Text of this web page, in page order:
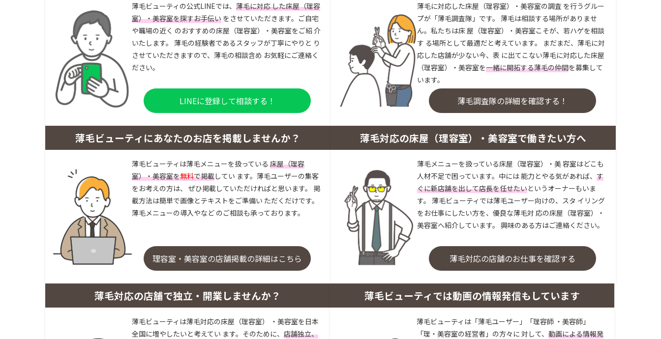
薄毛ビューティの公式LINEでは、 薄毛に対応 した床屋（理容
室）・美容室を探すお手伝い をさせていただきます。ご自宅
や職場の近く のおすすめの床屋（理容室）・美容室をご紹 介
いたします。 薄毛の経験者であるスタッフが丁寧にやりと り
させていただきますので、薄毛の相談含め お気軽にご連絡く
ださい。
LINEに登録して相談する！
薄毛に対応した床屋（理容室）・美容室の調査 を行うグルー
プが「薄毛調査隊」です。 薄毛は相談する場所がありませ
ん。私たちは床 屋（理容室）・美容室こそが、若ハゲを相談
す る場所として最適だと考えています。 まだまだ、薄毛に対
応した店舗が少ない今、表 に出てこない薄毛に対応した床屋
（理容室）・美容室を一緒に開拓する薄毛の仲間を募集して
います。
薄毛調査隊の詳細を確認する！
薄毛ビューティにあなたのお店を掲載しませんか？
薄毛ビューティは薄毛メニューを扱っている 床屋（理容
室）・美容室を無料で掲載してい ます。薄毛ユーザーの集客
をお考えの方は、 ぜひ掲載していただければと思います。 掲
載方法は簡単で画像とテキストをご準備い ただくだけです。
薄毛メニューの導入やなど のご相談も承っております。
理容室・美容室の店舗掲載の詳細はこちら
薄毛対応の床屋（理容室）・美容室で働きたい方へ
薄毛メニューを扱っている床屋（理容室）・美 容室はどこも
人材不足で困っています。中には 能力とやる気があれば、 す
ぐに新店舗を出して店長を任せたいというオーナーもいま
す。 薄毛ビューティでは薄毛ユーザー向けの、スタ イリング
をお仕事にしたい方を、優良な薄毛対 応の床屋（理容室）・
美容室へ紹介しています。 興味のある方はご連絡ください。
薄毛対応の店舗のお仕事を確認する
薄毛対応の店舗で独立・開業しませんか？
薄毛ビューティは薄毛対応の床屋（理容室） ・美容室を日本
全国に増やしたいと考えてい ます。そのために、 店舗独立、
薄毛ビューティでは動画の情報発信もしています
薄毛ビューティは「薄毛ユーザー」「理容師 ・美容師」
「理・美容室の経営者」の方々に 対して、 動画による情報発